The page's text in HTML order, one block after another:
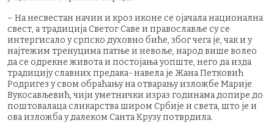
– На несвестан начин и кроз иконе се ојачала национална
свест, а традиција Светог Саве и православље су се
интергисало у српско духовно биће, због чега је, чак и у
најтежим тренуцима патње и невоље, народ више волео
да се одрекне живота и постојања уопште, него да изда
традицију славних предака- навела је Жана Петковић
Родригез у свом обраћању на отварању изложбе Марије
Вукосављевић, чији уметнички израз годинама допире до
поштовалаца сликарства широм Србије и света, што је и
ова изложба у далеком Санта Крузу потврдила.